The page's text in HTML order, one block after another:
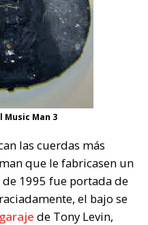
Music Man 3
las cuerdas más
que le fabricasen un
de 1995 fue portada de
el bajo se
de Tony Levin,